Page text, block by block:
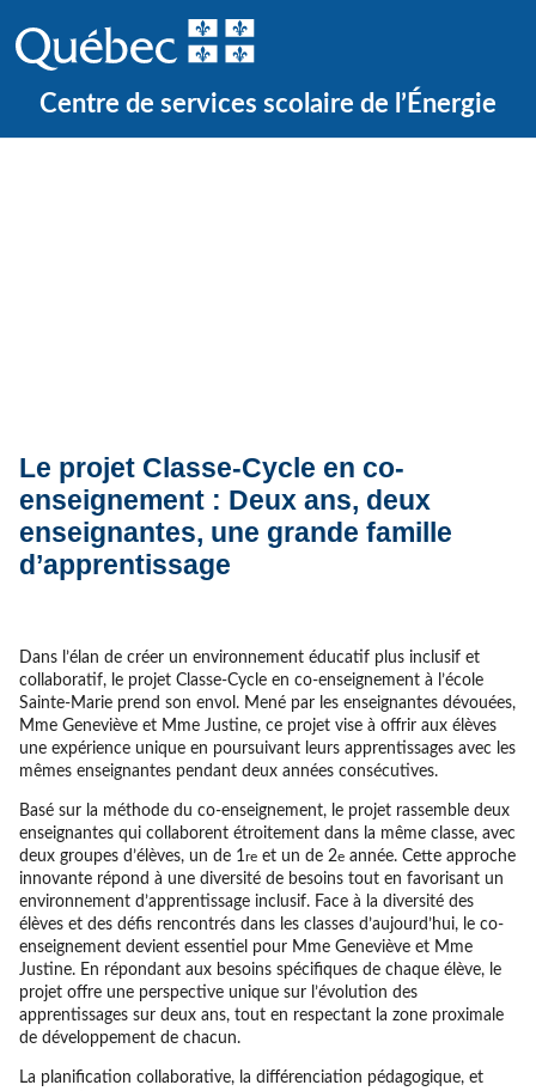
Centre de services scolaire de l’Énergie
Le projet Classe-Cycle en co-
enseignement : Deux ans, deux
enseignantes, une grande famille
d’apprentissage
Dans l’élan de créer un environnement éducatif plus inclusif et
collaboratif, le projet Classe-Cycle en co-enseignement à l’école
Sainte-Marie prend son envol. Mené par les enseignantes dévouées,
Mme Geneviève et Mme Justine, ce projet vise à offrir aux élèves
une expérience unique en poursuivant leurs apprentissages avec les
mêmes enseignantes pendant deux années consécutives.
Basé sur la méthode du co-enseignement, le projet rassemble deux
enseignantes qui collaborent étroitement dans la même classe, avec
deux groupes d’élèves, un de 1reet un de 2eannée. Cette approche
innovante répond à une diversité de besoins tout en favorisant un
environnement d’apprentissage inclusif. Face à la diversité des
élèves et des défis rencontrés dans les classes d’aujourd’hui, le co-
enseignement devient essentiel pour Mme Geneviève et Mme
Justine. En répondant aux besoins spécifiques de chaque élève, le
projet offre une perspective unique sur l’évolution des
apprentissages sur deux ans, tout en respectant la zone proximale
de développement de chacun.
La planification collaborative, la différenciation pédagogique, et